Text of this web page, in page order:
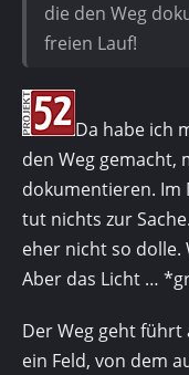
die den Weg
freien Lauf!
Da habe ich
den Weg gemacht,
dokumentieren. Im
tut nichts zur
eher nicht so dolle.
Aber das Licht …
Der Weg geht
ein Feld, von dem